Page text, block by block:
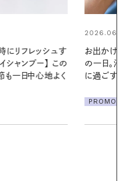
手間で変わる、夏
を「ごきげん」
慣
2026.06.01
真夏に向け
やりジェルと
地よくうるお
PROMOTION